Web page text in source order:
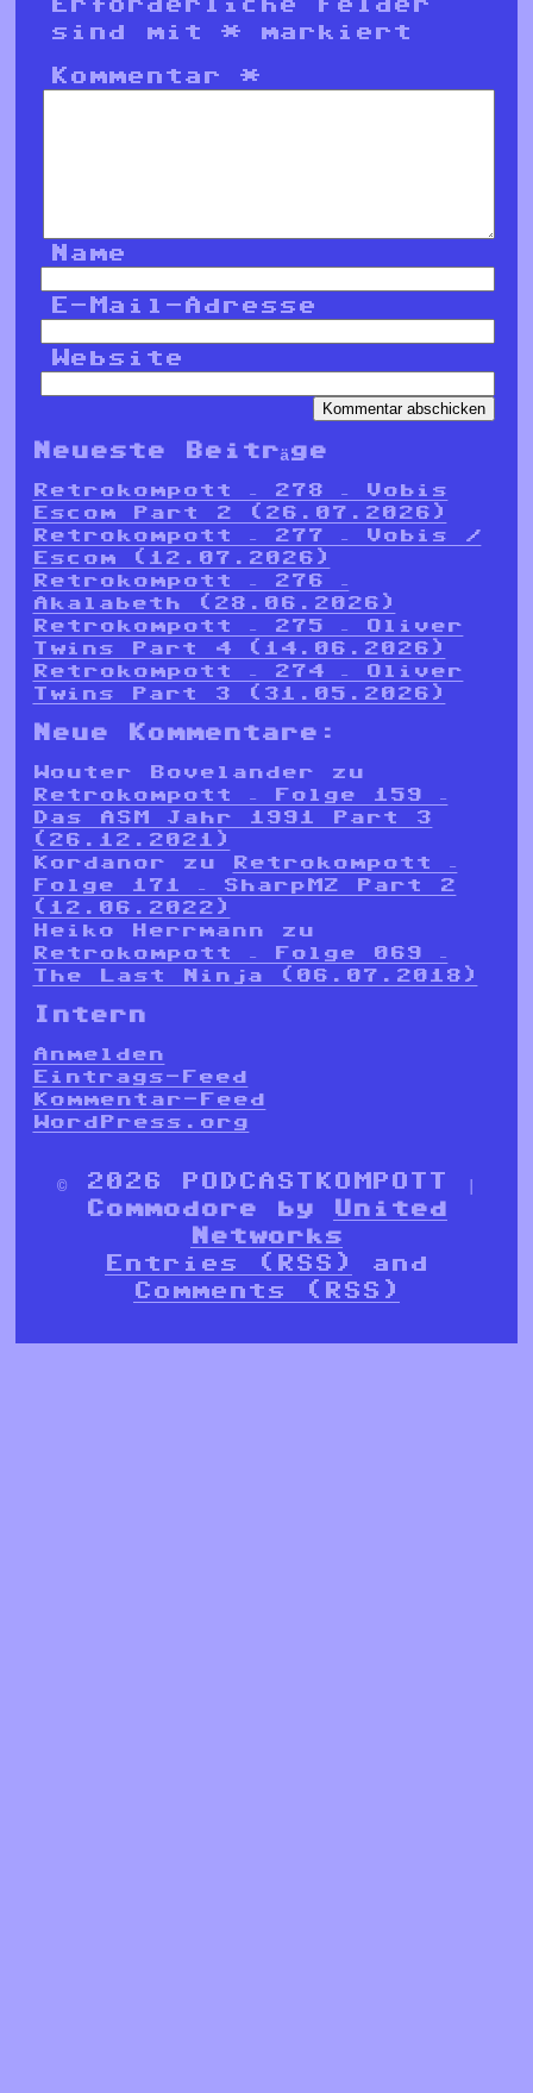
sind mit* markiert
Kommentar*
Name
E-Mail-Adresse
Website
Neueste Beiträge
Retrokompott – 278 – Vobis
Escom Part 2 (26.07.2026)
Retrokompott – 277 – Vobis /
Escom (12.07.2026)
Retrokompott – 276 –
Akalabeth (28.06.2026)
Retrokompott – 275 – Oliver
Twins Part 4 (14.06.2026)
Retrokompott – 274 – Oliver
Twins Part 3 (31.05.2026)
Neue Kommentare:
Wouter Bovelander zu
Retrokompott – Folge 159 –
Das ASM Jahr 1991 Part 3
(26.12.2021)
Kordanor zu
Retrokompott –
Folge 171 – SharpMZ Part 2
(12.06.2022)
Heiko Herrmann zu
Retrokompott – Folge 069 –
The Last Ninja (06.07.2018)
Intern
Anmelden
Eintrags-Feed
Kommentar-Feed
WordPress.org
© 2026 PODCASTKOMPOTT |
Commodore by
United
Networks
Entries (RSS)
and
Comments (RSS)